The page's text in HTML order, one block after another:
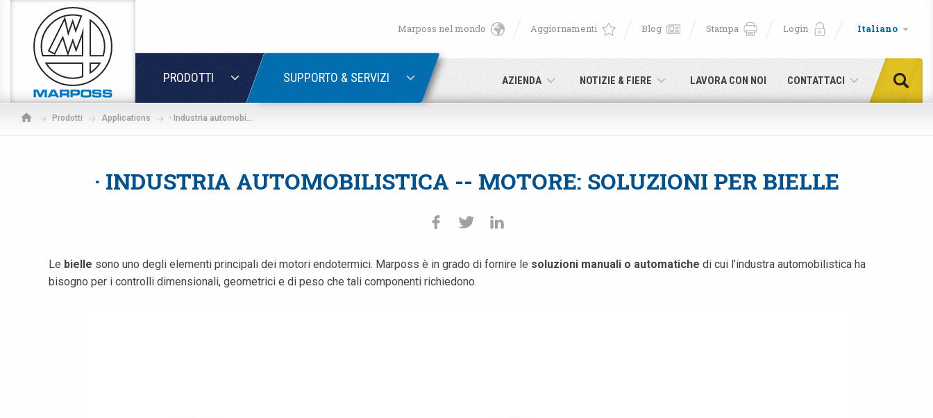
PRODOTTI SUPPORTO & SERVIZI AZIENDA NOTIZIE & FIERE LAVORA CON NOI CONTATTACI
Marposs nel mondo Aggiornamenti Blog Stampa Login Italiano
Prodotti Applications · Industria automobilistica -- Motore: Soluzioni per bielle
· INDUSTRIA AUTOMOBILISTICA -- MOTORE: SOLUZIONI PER BIELLE
Le bielle sono uno degli elementi principali dei motori endotermici. Marposs è in grado di fornire le soluzioni manuali o automatiche di cui l’industra automobilistica ha
bisogno per i controlli dimensionali, geometrici e di peso che tali componenti richiedono.
English
Deutsch
Español
日本語 (Japanese)
中文 (Chinese)
RECUPERA PASSWORD
Password